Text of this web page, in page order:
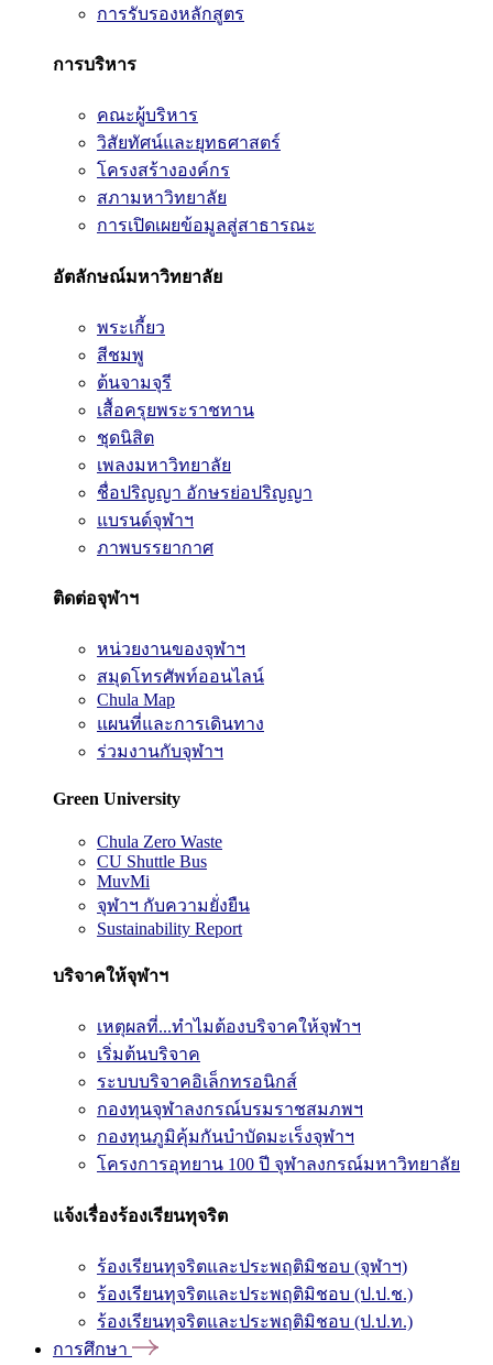
การรับรองหลักสูตร
การบริหาร
คณะผู้บริหาร
วิสัยทัศน์และยุทธศาสตร์
โครงสร้างองค์กร
สภามหาวิทยาลัย
การเปิดเผยข้อมูลสู่สาธารณะ
อัตลักษณ์มหาวิทยาลัย
พระเกี้ยว
สีชมพู
ต้นจามจุรี
เสื้อครุยพระราชทาน
ชุดนิสิต
เพลงมหาวิทยาลัย
ชื่อปริญญา อักษรย่อปริญญา
แบรนด์จุฬาฯ
ภาพบรรยากาศ
ติดต่อจุฬาฯ
หน่วยงานของจุฬาฯ
สมุดโทรศัพท์ออนไลน์
Chula Map
แผนที่และการเดินทาง
ร่วมงานกับจุฬาฯ
Green University
Chula Zero Waste
CU Shuttle Bus
MuvMi
จุฬาฯ กับความยั่งยืน
Sustainability Report
บริจาคให้จุฬาฯ
เหตุผลที่...ทำไมต้องบริจาคให้จุฬาฯ
เริ่มต้นบริจาค
ระบบบริจาคอิเล็กทรอนิกส์
กองทุนจุฬาลงกรณ์บรมราชสมภพฯ
กองทุนภูมิคุ้มกันบำบัดมะเร็งจุฬาฯ
โครงการอุทยาน 100 ปี จุฬาลงกรณ์มหาวิทยาลัย
แจ้งเรื่องร้องเรียนทุจริต
ร้องเรียนทุจริตและประพฤติมิชอบ (จุฬาฯ)
ร้องเรียนทุจริตและประพฤติมิชอบ (ป.ป.ช.)
ร้องเรียนทุจริตและประพฤติมิชอบ (ป.ป.ท.)
การศึกษา